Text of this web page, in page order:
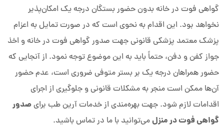
گواهی فوت در خانه بدون حضور بستگان درجه یک امکان‌پذیر
نخواهد بود. این اقدام به نحوی است که در صورت تمایل به اعزام
پزشک معتمد پزشکی قانونی جهت صدور گواهی فوت در خانه و اخذ
جواز کفن و دفن، حتماً باید به این موضوع توجه نمود. از آنجایی که
حضور همراهان درجه یک بر بستر متوفی ضروری است، عدم حضور
آن‌ها ممکن است منجر به مشکلات قانونی و جلوگیری از اجرای
اقدامات لازم شود. جهت بهره‌مندی از خدمات آرین طب برایصدور
گواهی فوت در منزلمی‌توانید با ما در تماس باشید.